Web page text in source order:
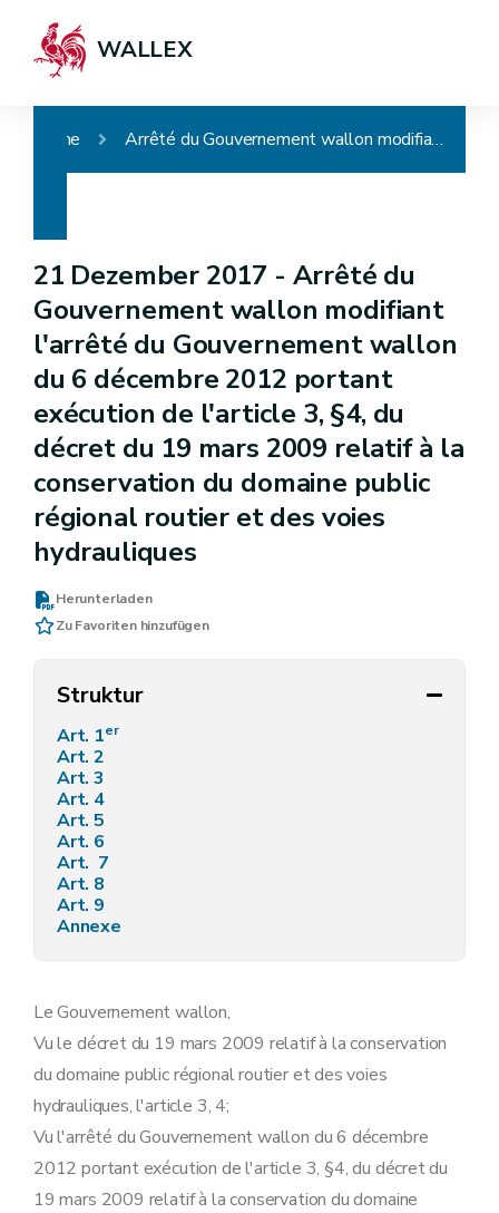
WALLEX
Home Arrêté du Gouvernement wallon modifiant l'arrêté du Gouvernement wallon du 6 décembre 2012 portant exécution de l'article 3, §4, du décret du 19 mars 2009 relatif à la conservation du domaine public régional routier et des voies hydrauliques
21 Dezember 2017 - Arrêté du
Gouvernement wallon modifiant
l'arrêté du Gouvernement wallon
du 6 décembre 2012 portant
exécution de l'article 3, §4, du
décret du 19 mars 2009 relatif à la
conservation du domaine public
régional routier et des voies
hydrauliques
Herunterladen
Zu Favoriten hinzufügen
Struktur
Art. 1er
Art. 2
Art. 3
Art. 4
Art. 5
Art. 6
Art. 7
Art. 8
Art. 9
Annexe
Le Gouvernement wallon,
Vu le décret du 19 mars 2009 relatif à la conservation
du domaine public régional routier et des voies
hydrauliques, l'article 3, 4;
Vu l'arrêté du Gouvernement wallon du 6 décembre
2012 portant exécution de l'article 3, §4, du décret du
19 mars 2009 relatif à la conservation du domaine